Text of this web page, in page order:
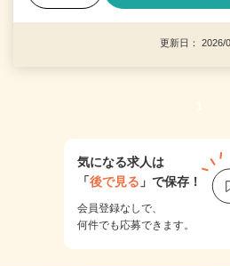
更新日：
1
気になる求人は
「後で見る 」で保存！
会員登録なしで、
何件でも応募できます。